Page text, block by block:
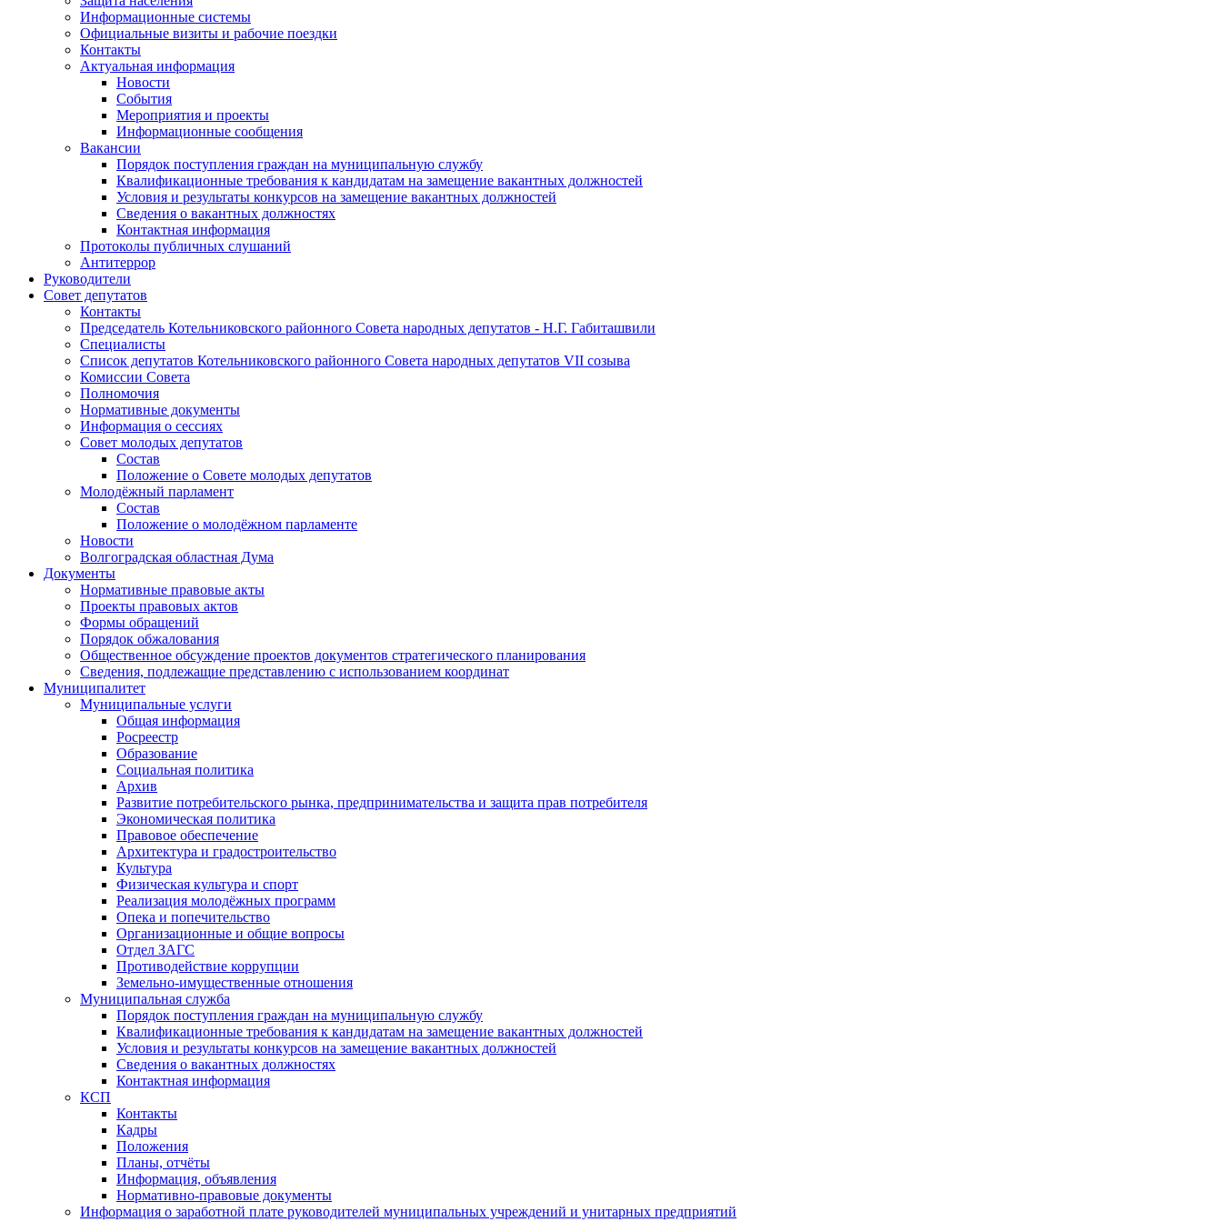
Информационные системы
Официальные визиты и рабочие поездки
Контакты
Актуальная информация
Новости
События
Мероприятия и проекты
Информационные сообщения
Вакансии
Порядок поступления граждан на муниципальную службу
Квалификационные требования к кандидатам на замещение вакантных должностей
Условия и результаты конкурсов на замещение вакантных должностей
Сведения о вакантных должностях
Контактная информация
Протоколы публичных слушаний
Антитеррор
Руководители
Совет депутатов
Контакты
Председатель Котельниковского районного Совета народных депутатов - Н.Г. Габиташвили
Специалисты
Список депутатов Котельниковского районного Совета народных депутатов VII созыва
Комиссии Совета
Полномочия
Нормативные документы
Информация о сессиях
Совет молодых депутатов
Состав
Положение о Совете молодых депутатов
Молодёжный парламент
Состав
Положение о молодёжном парламенте
Новости
Волгоградская областная Дума
Документы
Нормативные правовые акты
Проекты правовых актов
Формы обращений
Порядок обжалования
Общественное обсуждение проектов документов стратегического планирования
Сведения, подлежащие представлению с использованием координат
Муниципалитет
Муниципальные услуги
Общая информация
Росреестр
Образование
Социальная политика
Архив
Развитие потребительского рынка, предпринимательства и защита прав потребителя
Экономическая политика
Правовое обеспечение
Архитектура и градостроительство
Культура
Физическая культура и спорт
Реализация молодёжных программ
Опека и попечительство
Организационные и общие вопросы
Отдел ЗАГС
Противодействие коррупции
Земельно-имущественные отношения
Муниципальная служба
Порядок поступления граждан на муниципальную службу
Квалификационные требования к кандидатам на замещение вакантных должностей
Условия и результаты конкурсов на замещение вакантных должностей
Сведения о вакантных должностях
Контактная информация
КСП
Контакты
Кадры
Положения
Планы, отчёты
Информация, объявления
Нормативно-правовые документы
Информация о заработной плате руководителей муниципальных учреждений и унитарных предприятий